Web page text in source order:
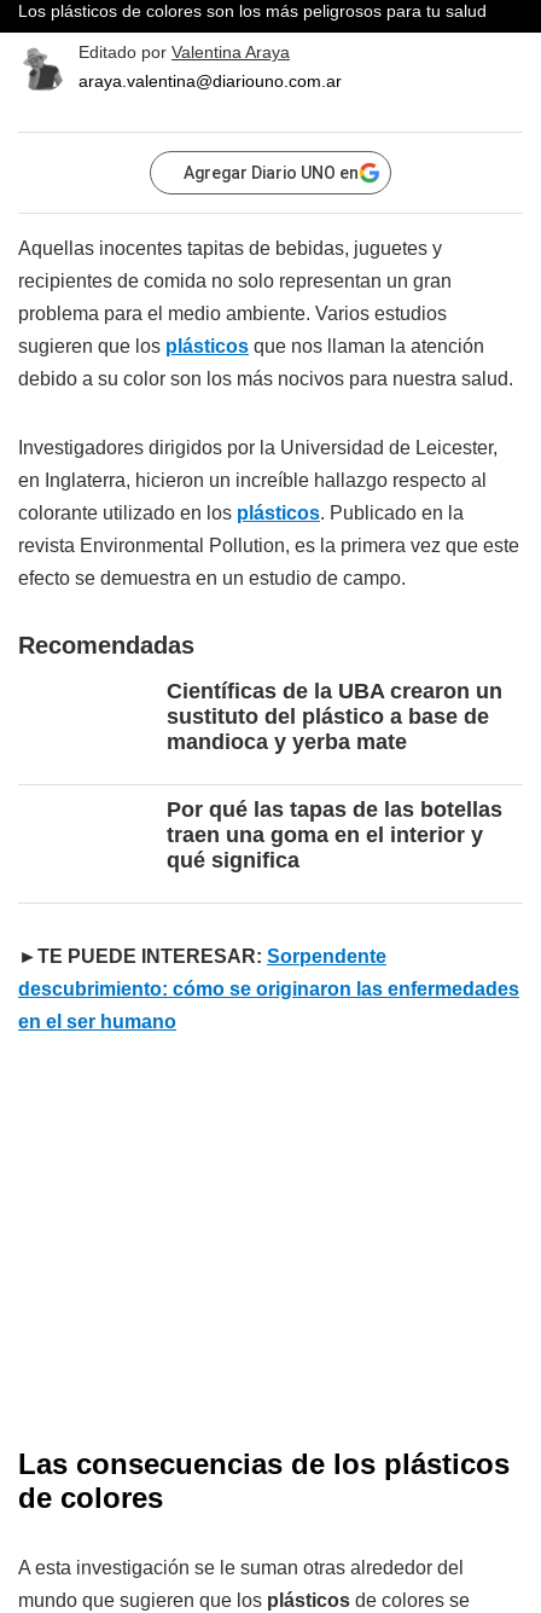
Los plásticos de colores son los más peligrosos para tu salud
Editado por Valentina Araya
araya.valentina@diariouno.com.ar
Agregar Diario UNO en
Aquellas inocentes tapitas de bebidas, juguetes y
recipientes de comida no solo representan un gran
problema para el medio ambiente. Varios estudios
sugieren que los plásticos que nos llaman la atención
debido a su color son los más nocivos para nuestra salud.
Investigadores dirigidos por la Universidad de Leicester,
en Inglaterra, hicieron un increíble hallazgo respecto al
colorante utilizado en los plásticos. Publicado en la
revista Environmental Pollution, es la primera vez que este
efecto se demuestra en un estudio de campo.
Recomendadas
Científicas de la UBA crearon un
sustituto del plástico a base de
mandioca y yerba mate
Por qué las tapas de las botellas
traen una goma en el interior y
qué significa
►TE PUEDE INTERESAR: Sorpendente
descubrimiento: cómo se originaron las enfermedades
en el ser humano
Las consecuencias de los plásticos
de colores
A esta investigación se le suman otras alrededor del
mundo que sugieren que los plásticos de colores se